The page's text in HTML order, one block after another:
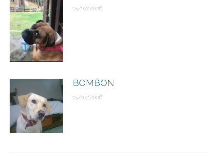
15/07/2026
BOMBON
15/07/2026